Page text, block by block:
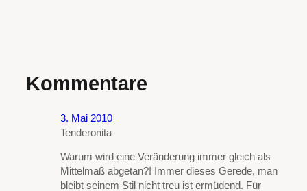
Kommentare
3. Mai 2010
Tenderonita
Warum wird eine Veränderung immer gleich als
Mittelmaß abgetan?! Immer dieses Gerede, man
bleibt seinem Stil nicht treu ist ermüdend. Für